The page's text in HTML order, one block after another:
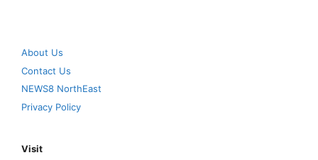
About Us
Contact Us
NEWS8 NorthEast
Privacy Policy
Visit